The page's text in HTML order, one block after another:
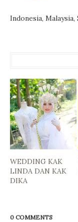
Indonesia,
WEDDING KAK
LINDA DAN KAK
DIKA
0 COMMENTS